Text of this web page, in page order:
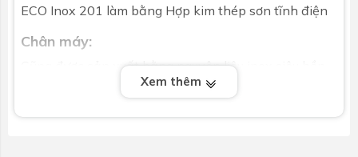
ECO Inox 201 làm bằng Hợp kim thép sơn tĩnh điện
Chân máy:
Cũng được sản xuất bằng nguyên liệu inox siêu bền,
chân máy được đảm bảo độ cứng và bền chắc vừa
kết nối các bộ phận, vừa tạo độ nghiêng để đón được
ánh năng tốt nhất để tái tạo nguồn nước nóng.
Xem thêm